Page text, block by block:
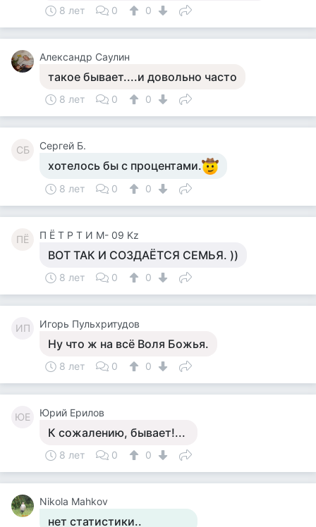
8 лет 0 0
Александр Саулин
такое бывает....и довольно часто
8 лет 0 0
СБ Сергей Б.
хотелось бы с процентами.
8 лет 0 0
ПЁ П Ё Т Р Т И М- 09 Kz
ВОТ ТАК И СОЗДАЁТСЯ СЕМЬЯ. ))
8 лет 0 0
ИП Игорь Пульхритудов
Ну что ж на всё Воля Божья.
8 лет 0 0
ЮЕ Юрий Ерилов
К сожалению, бывает!...
8 лет 0 0
Nikola Mahkov
нет статистики..